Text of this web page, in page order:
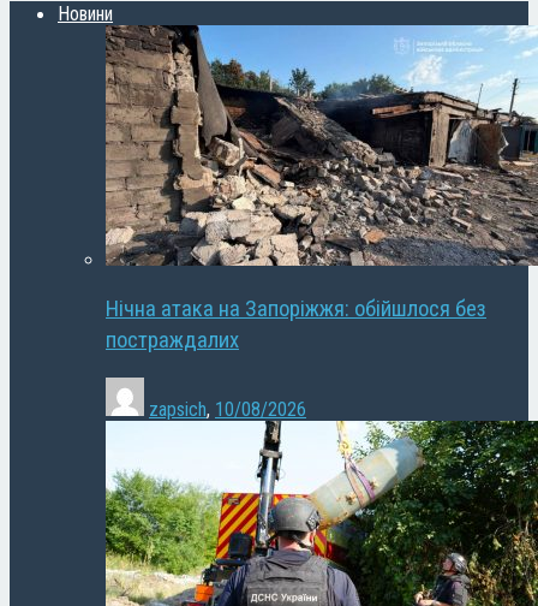
Новини
Нічна атака на Запоріжжя: обійшлося без
постраждалих
zapsich, 10/08/2026